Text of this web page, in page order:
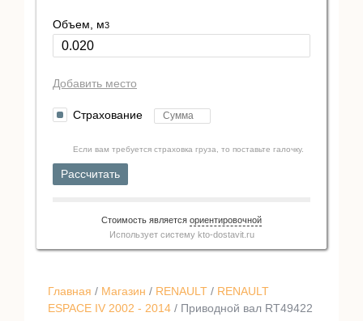
Главная / Магазин / RENAULT / RENAULT
ESPACE IV 2002 - 2014 / Приводной вал RT49422
Объем, м3
Добавить место
Страхование
Если вам требуется страховка груза, то поставьте галочку.
Рассчитать
Стоимость является ориентировочной
Использует систему kto-dostavit.ru